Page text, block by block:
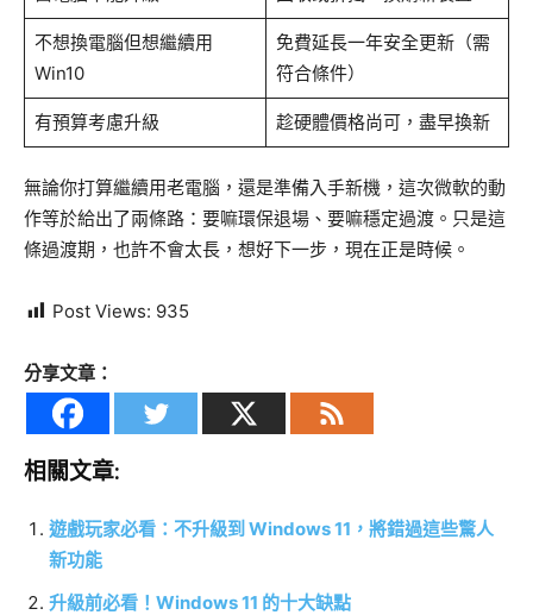
不想換電腦但想繼續用
Win10
免費延長一年安全更新（需
符合條件）
有預算考慮升級 趁硬體價格尚可，盡早換新
無論你打算繼續用老電腦，還是準備入手新機，這次微軟的動
作等於給出了兩條路：要嘛環保退場、要嘛穩定過渡。只是這
條過渡期，也許不會太長，想好下一步，現在正是時候。
Post Views: 935
分享文章：
相關文章:
遊戲玩家必看：不升級到 Windows 11，將錯過這些驚人
新功能
升級前必看！Windows 11 的十大缺點